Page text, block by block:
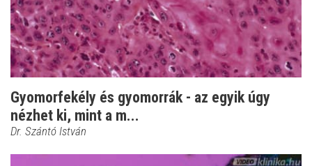
Gyomorfekély és gyomorrák - az egyik úgy
nézhet ki, mint a m...
Dr. Szántó István